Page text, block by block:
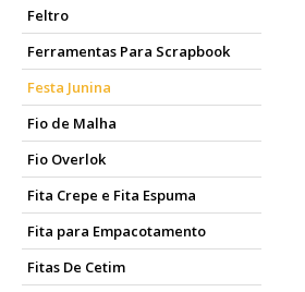
Feltro
Ferramentas Para Scrapbook
Festa Junina
Fio de Malha
Fio Overlok
Fita Crepe e Fita Espuma
Fita para Empacotamento
Fitas De Cetim